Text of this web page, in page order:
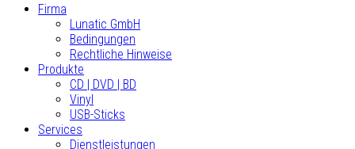
Firma
Lunatic GmbH
Bedingungen
Rechtliche Hinweise
Produkte
CD | DVD | BD
Vinyl
USB-Sticks
Services
Dienstleistungen